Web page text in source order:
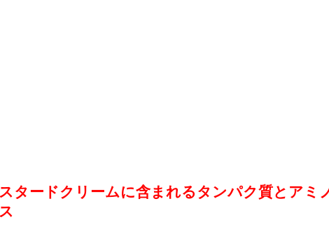
タードクリームに含まれるタンパク質とアミ